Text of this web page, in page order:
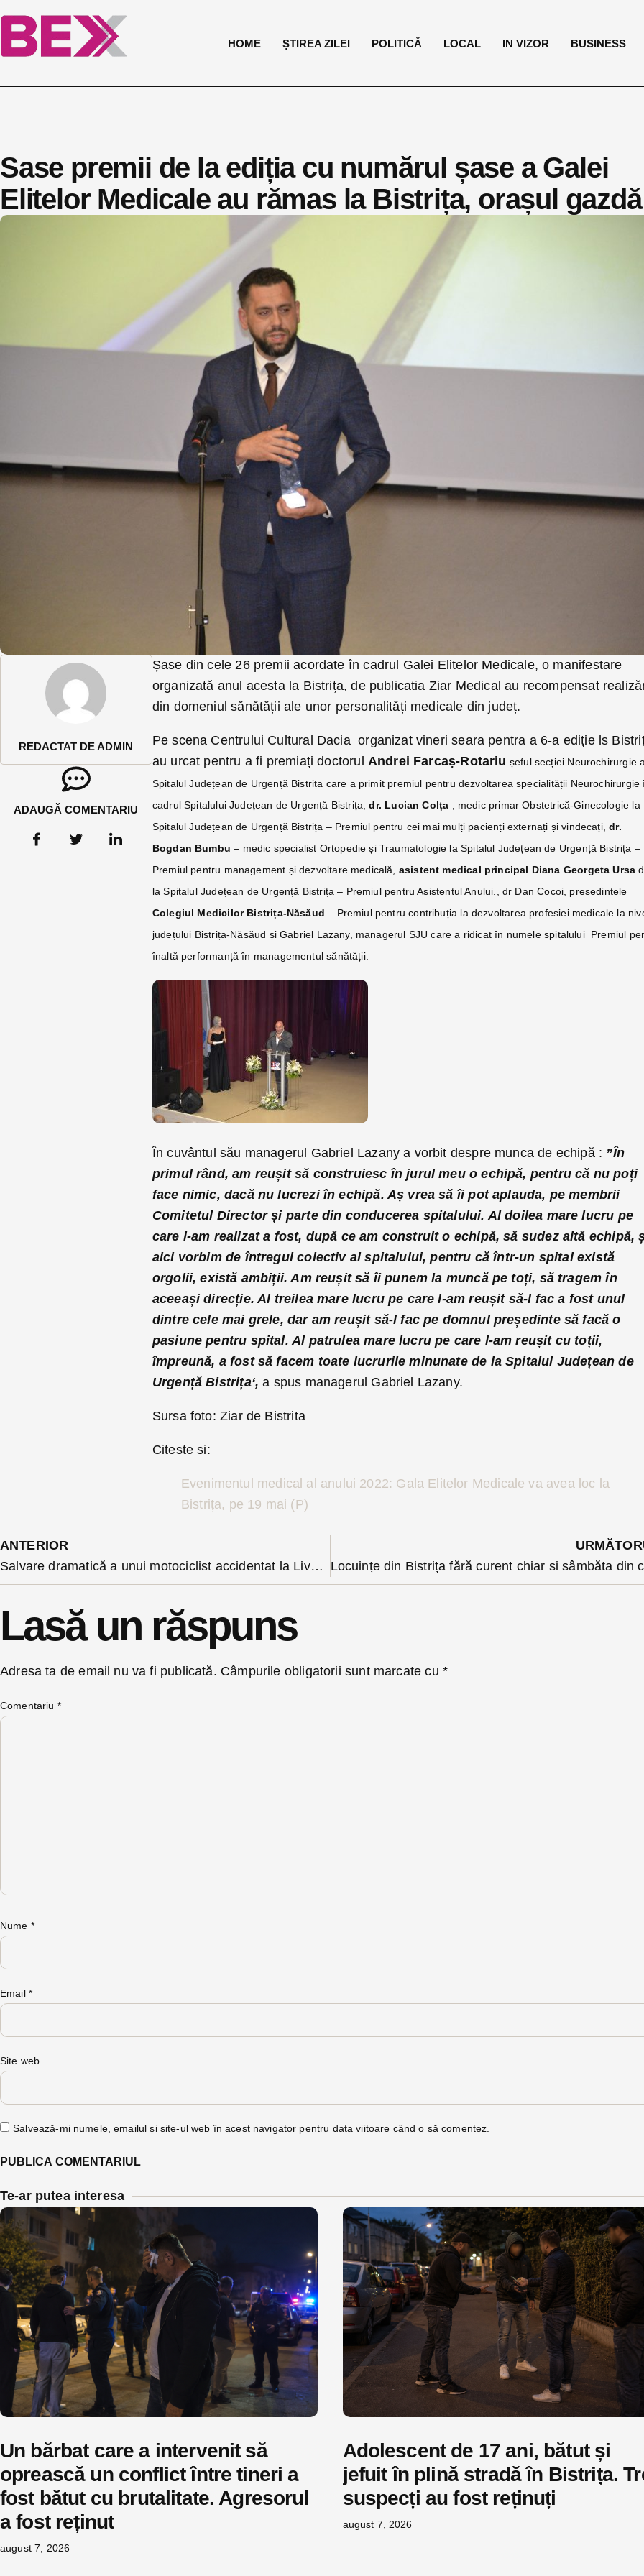
HOME ȘTIREA ZILEI POLITICĂ LOCAL IN VIZOR BUSINESS
Sase premii de la ediția cu numărul șase a Galei
Elitelor Medicale au rămas la Bistrița, orașul gazdă
REDACTAT DE ADMIN
ADAUGĂ COMENTARIU
Șase din cele 26 premii acordate în cadrul Galei Elitelor Medicale, o manifestare
organizată anul acesta la Bistrița, de publicatia Ziar Medical au recompensat
din domeniul sănătății ale unor personalități medicale din județ.
Pe scena Centrului Cultural Dacia organizat vineri seara pentra a 6-a ediție ls
au urcat pentru a fi premiați doctorul Andrei Farcaș-Rotariu șeful secției Neurochirurgie
Spitalul Județean de Urgență Bistrița care a primit premiul pentru dezvoltarea specialității Neurochirurgie
cadrul Spitalului Județean de Urgență Bistrița,dr. Lucian Colța , medic primar Obs­te­tri­că-Gine­co­lo­gie la
Spitalul Județean de Urgență Bistrița – Premiul pentru cei mai mulți pacienți externați și vindecați,dr.
Bogdan Bumbu– medic spe­cia­list Orto­pe­die și Trau­ma­to­lo­gie la Spitalul Județean de Urgență Bistrița –
Premiul pentru management și dezvoltare medicală, asistent medical principal Diana Georgeta Ursa
la Spitalul Județean de Urgență Bistrița – Premiul pentru Asistentul Anului., dr Dan Cocoi, presedintele
Colegiul Medicilor Bistrița-Năsăud – Premiul pentru contribuția la dezvoltarea profesiei medicale la
județului Bistrița-Năsăud și Gabriel Lazany, managerul SJU care a ridicat în numele spitalului Premiul
înaltă performanță în managementul sănătății.
În cuvântul său managerul Gabriel Lazany a vorbit despre munca de echipă : ”În
primul rând, am reușit să construiesc în jurul meu o echipă, pentru că nu poți
face nimic, dacă nu lucrezi în echipă. Aș vrea să îi pot aplauda, pe membrii
Comitetul Director și parte din conducerea spitalului. Al doilea mare lucru pe
care l-am realizat a fost, după ce am construit o echipă, să sudez altă echipă,
aici vorbim de întregul colectiv al spitalului, pentru că într-un spital există
orgolii, există ambiții. Am reușit să îi punem la muncă pe toți, să tragem în
aceeași direcție. Al treilea mare lucru pe care l-am reușit să-l fac a fost unul
dintre cele mai grele, dar am reușit să-l fac pe domnul președinte să facă o
pasiune pentru spital. Al patrulea mare lucru pe care l-am reușit cu toții,
împreună, a fost să facem toate lucrurile minunate de la Spitalul Județean de
Urgență Bistrița‘,a spus managerul Gabriel Lazany.
Sursa foto: Ziar de Bistrita
Citeste si:
Evenimentul medical al anului 2022: Gala Elitelor Medicale va avea loc la
Bistrița, pe 19 mai (P)
ANTERIOR
Salvare dramatică a unui motociclist accidentat la Livezile: echipajul Smurd a reușit să-l resusciteze
Lasă un răspuns
Adresa ta de email nu va fi publicată. Câmpurile obligatorii sunt marcate cu *
Comentariu *
Nume *
Email *
Site web
Salvează-mi numele, emailul și site-ul web în acest navigator pentru data viitoare când o să comentez.
Te-ar putea interesa
Un bărbat care a intervenit să
oprească un conflict între tineri a
fost bătut cu brutalitate. Agresorul
a fost reținut
august 7, 2026
Adolescent de 17 ani, bătut și
jefuit în plină stradă în Bistrița.
suspecți au fost reținuți
august 7, 2026